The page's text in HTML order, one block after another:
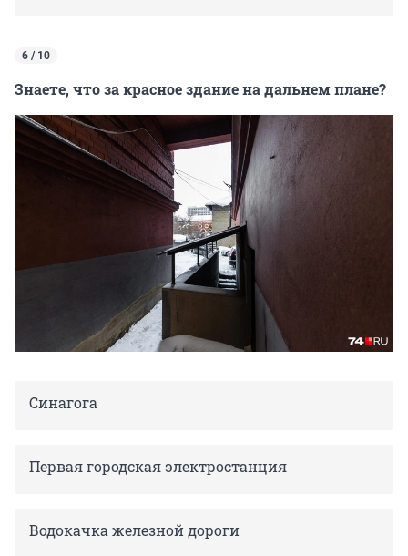
6 / 10
Знаете, что за красное здание на дальнем плане?
Синагога
Первая городская электростанция
Водокачка железной дороги